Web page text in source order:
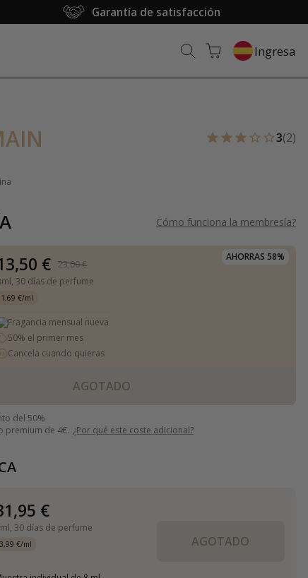
Garantía de satisfacción
Ingresa
3(2)
Cómo funciona la membresía?
AHORRAS 58%
€
23,00 €
30 días de perfume
1,69 €/ml
Fragancia mensual nueva
50% el primer mes
Cancela cuando quieras
AGOTADO
del 50%
premium de 4€. ¿Por qué este coste adicional?
€
30 días de perfume
3,99 €/ml AGOTADO